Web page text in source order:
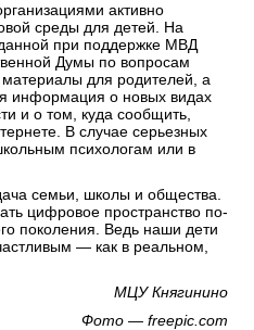
активно
среды для детей. На
при поддержке МВД
Думы по вопросам
для родителей, а
информация о новых видах
и о том, куда сообщить,
В случае серьезных
психологам или в
семьи, школы и общества.
цифровое пространство по-
поколения. Ведь наши дети
— как в реальном,
МЦУ Княгинино
Фото — freepic.com